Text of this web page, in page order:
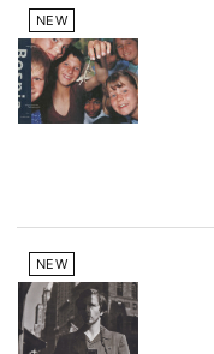
NEW
NEW